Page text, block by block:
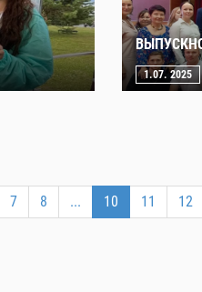
1.07. 2025
7 8 ... 10 11 12